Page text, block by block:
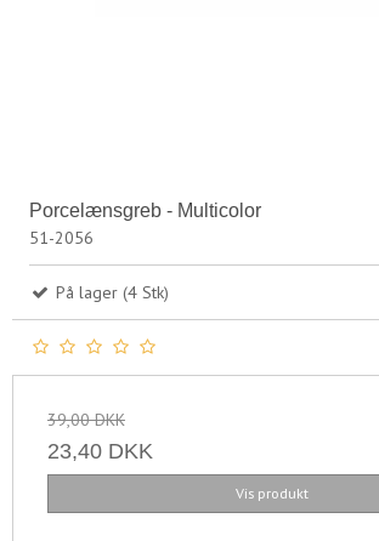
Porcelænsgreb - Multicolor
51-2056
På lager (4 Stk)
39,00 DKK
23,40 DKK
Vis produkt